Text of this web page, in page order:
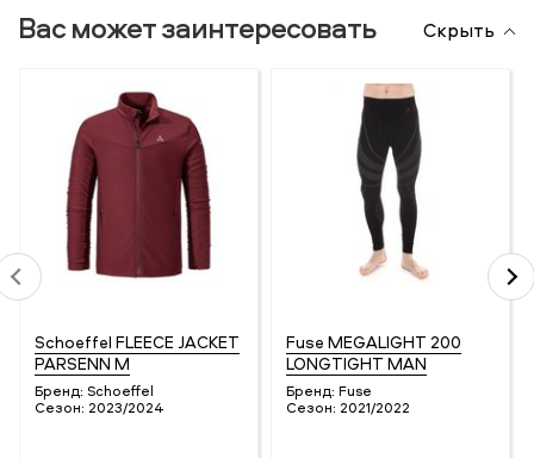
Вас может заинтересовать Скрыть
Schoeffel FLEECE JACKET
PARSENN M
Бренд: Schoeffel
Сезон: 2023/2024
Fuse MEGALIGHT 200
LONGTIGHT MAN
Бренд: Fuse
Сезон: 2021/2022